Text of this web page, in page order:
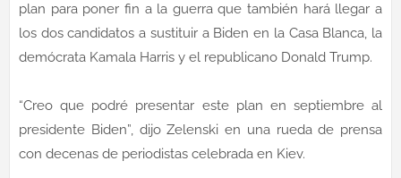
plan para poner fin a la guerra que también hará llegar a
los dos candidatos a sustituir a Biden en la Casa Blanca, la
demócrata Kamala Harris y el republicano Donald Trump.
“Creo que podré presentar este plan en septiembre al
presidente Biden”, dijo Zelenski en una rueda de prensa
con decenas de periodistas celebrada en Kiev.